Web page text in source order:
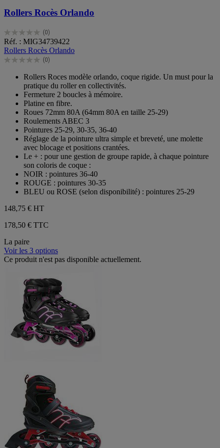
Rollers Rocès Orlando
(0)
0.0
sur
5
étoiles.
Réf. : MIG34739422
Rollers Rocès Orlando
(0)
0.0
étoiles.
Rollers Roces modèle orlando, coque rigide. Un must pour la
pratique du roller en collectivités.
Fermeture 2 boucles à mémoire.
Platine en fibre.
Roues 72mm 80A (64mm 80A en taille 25-29)
Roulements ABEC 3
Pointures 25-29, 30-35, 36-40
Réglage de la pointure ultra simple et breveté, une molette
avec blocage et positions crantées.
Le + : pour une gestion de groupe rapide, à chaque pointure
son coloris de coque :
NOIR : pointures 36-40
ROUGE : pointures 30-35
BLEU ou ROSE (selon disponibilité) : pointures 25-29
148,75 € HT
178,50 € TTC
La paire
Voir les 3 options
Ce produit n'est pas disponible actuellement.